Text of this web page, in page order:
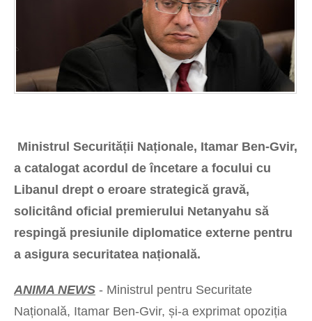
Ministrul Securității Naționale, Itamar Ben-Gvir,
a catalogat acordul de încetare a focului cu
Libanul drept o eroare strategică gravă,
solicitând oficial premierului Netanyahu să
respingă presiunile diplomatice externe pentru
a asigura securitatea națională.
ANIMA NEWS - Ministrul pentru Securitate
Națională, Itamar Ben-Gvir, și-a exprimat opoziția